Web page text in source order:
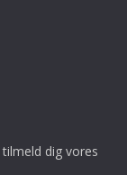
dig vores